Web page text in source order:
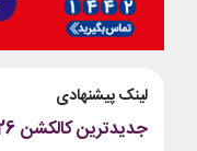
لینک پیشنهادی
جدیدترین کالکشن 2026 دستبند نقره پاندورا